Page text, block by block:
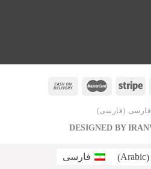
فارسی (فارسی)
DESIGNED BY
(
Arabic
) فارسی